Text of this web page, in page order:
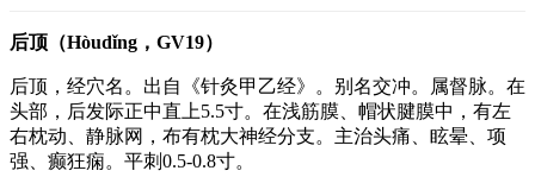
后顶（Hòudǐng，GV19）
后顶，经穴名。出自《针灸甲乙经》。别名交冲。属督脉。在
头部，后发际正中直上5.5寸。在浅筋膜、帽状腱膜中，有左
右枕动、静脉网，布有枕大神经分支。主治头痛、眩晕、项
强、癫狂痫。平刺0.5-0.8寸。